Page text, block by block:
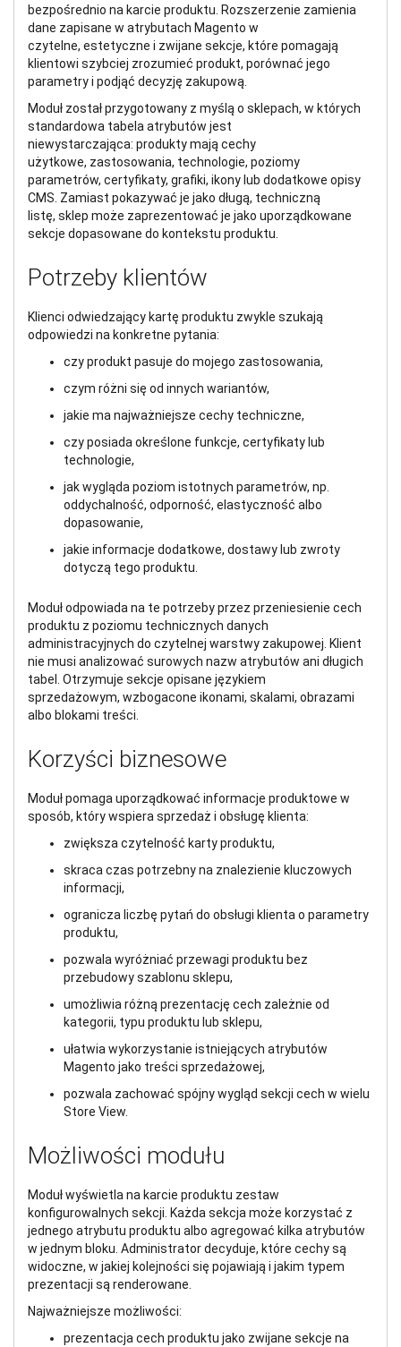
bezpośrednio na karcie produktu. Rozszerzenie zamienia
dane zapisane w atrybutach Magento w
czytelne, estetyczne i zwijane sekcje, które pomagają
klientowi szybciej zrozumieć produkt, porównać jego
parametry i podjąć decyzję zakupową.
Moduł został przygotowany z myślą o sklepach, w których
standardowa tabela atrybutów jest
niewystarczająca: produkty mają cechy
użytkowe, zastosowania, technologie, poziomy
parametrów, certyfikaty, grafiki, ikony lub dodatkowe opisy
CMS. Zamiast pokazywać je jako długą, techniczną
listę, sklep może zaprezentować je jako uporządkowane
sekcje dopasowane do kontekstu produktu.
Potrzeby klientów
Klienci odwiedzający kartę produktu zwykle szukają
odpowiedzi na konkretne pytania:
czy produkt pasuje do mojego zastosowania,
czym różni się od innych wariantów,
jakie ma najważniejsze cechy techniczne,
czy posiada określone funkcje, certyfikaty lub
technologie,
jak wygląda poziom istotnych parametrów, np.
oddychalność, odporność, elastyczność albo
dopasowanie,
jakie informacje dodatkowe, dostawy lub zwroty
dotyczą tego produktu.
Moduł odpowiada na te potrzeby przez przeniesienie cech
produktu z poziomu technicznych danych
administracyjnych do czytelnej warstwy zakupowej. Klient
nie musi analizować surowych nazw atrybutów ani długich
tabel. Otrzymuje sekcje opisane językiem
sprzedażowym, wzbogacone ikonami, skalami, obrazami
albo blokami treści.
Korzyści biznesowe
Moduł pomaga uporządkować informacje produktowe w
sposób, który wspiera sprzedaż i obsługę klienta:
zwiększa czytelność karty produktu,
skraca czas potrzebny na znalezienie kluczowych
informacji,
ogranicza liczbę pytań do obsługi klienta o parametry
produktu,
pozwala wyróżniać przewagi produktu bez
przebudowy szablonu sklepu,
umożliwia różną prezentację cech zależnie od
kategorii, typu produktu lub sklepu,
ułatwia wykorzystanie istniejących atrybutów
Magento jako treści sprzedażowej,
pozwala zachować spójny wygląd sekcji cech w wielu
Store View.
Możliwości modułu
Moduł wyświetla na karcie produktu zestaw
konfigurowalnych sekcji. Każda sekcja może korzystać z
jednego atrybutu produktu albo agregować kilka atrybutów
w jednym bloku. Administrator decyduje, które cechy są
widoczne, w jakiej kolejności się pojawiają i jakim typem
prezentacji są renderowane.
Najważniejsze możliwości:
prezentacja cech produktu jako zwijane sekcje na